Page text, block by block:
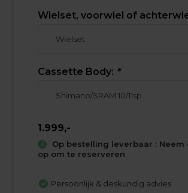
Wielset, voorwiel of
Cassette Body: *
1.999,-
Op bestelling leverbaar : Neem
op om te reserveren
Persoonlijk & deskundig advies